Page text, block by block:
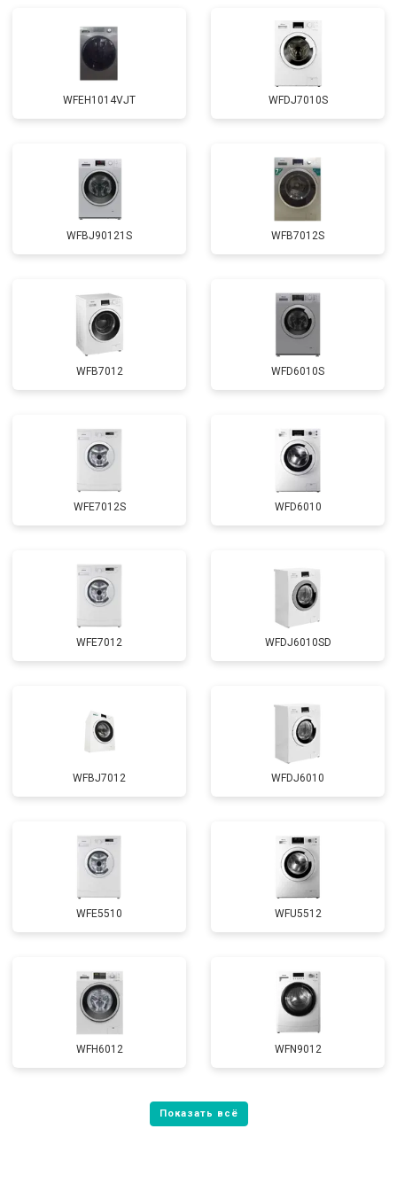
Замена амортизаторов от 2000 ₽ Заказать
Замена мотора от 3800 ₽ Заказать
от 2200 ₽ Заказать
Замена ТЭН от 2300 ₽ Заказать
Замена блока управления от 3600 ₽ Заказать
Замена прессостата от 3350 ₽ Заказать
Замена сливного насоса от 3450 ₽
Замена сливного шланга от 2100 ₽ Заказать
Замена УБЛ от 2100 ₽ Заказать
Замена приводного ремня от 2550 ₽ Заказать
WFEH1014VJT WFDJ7010S
WFBJ90121S WFB7012S
WFB7012 WFD6010S
WFE7012S WFD6010
WFE7012 WFDJ6010SD
WFBJ7012 WFDJ6010
WFE5510 WFU5512
WFH6012 WFN9012